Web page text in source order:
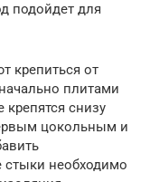
подойдет для
крепиться от
плитами
снизу
цокольным и
стыки необходимо